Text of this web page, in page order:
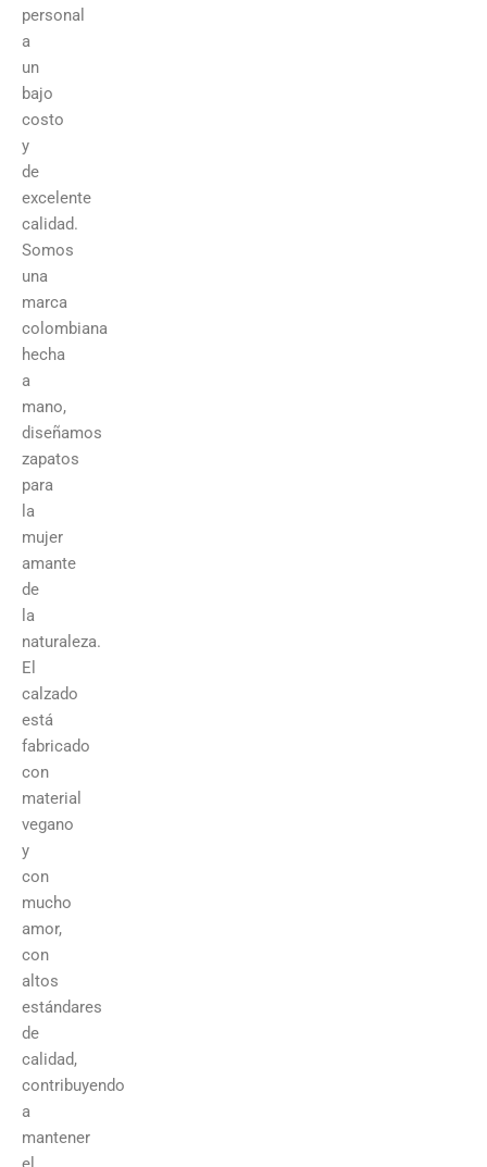
personal
a
un
bajo
costo
y
de
excelente
calidad.
Somos
una
marca
colombiana
hecha
a
mano,
diseñamos
zapatos
para
la
mujer
amante
de
la
naturaleza.
El
calzado
está
fabricado
con
material
vegano
y
con
mucho
amor,
con
altos
estándares
de
calidad,
contribuyendo
a
mantener